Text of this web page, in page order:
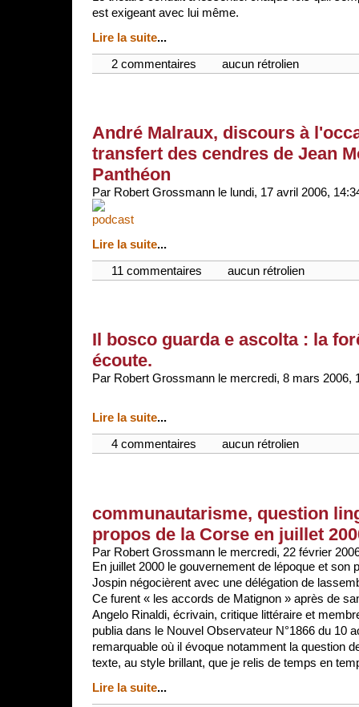
est exigeant avec lui même.
Lire la suite...
2 commentaires
aucun rétrolien
André Malraux, discours à
transfert des cendres de Jean
Panthéon
Par Robert Grossmann le lundi, 17 avril 2006,
Lire la suite...
11 commentaires
aucun rétrolien
Il bosco guarda e ascolta : la
écoute.
Par Robert Grossmann le mercredi, 8 mars 2006,
Lire la suite...
4 commentaires
aucun rétrolien
communautarisme, question
propos de la Corse en juillet
Par Robert Grossmann le mercredi, 22 février
En juillet 2000 le gouvernement de lépoque et son
Jospin négocièrent avec une délégation de
Ce furent « les accords de Matignon » après de
Angelo Rinaldi, écrivain, critique littéraire et
publia dans le Nouvel Observateur N°1866 du 10
remarquable où il évoque notamment la question
texte, au style brillant, que je relis de temps en
Lire la suite...